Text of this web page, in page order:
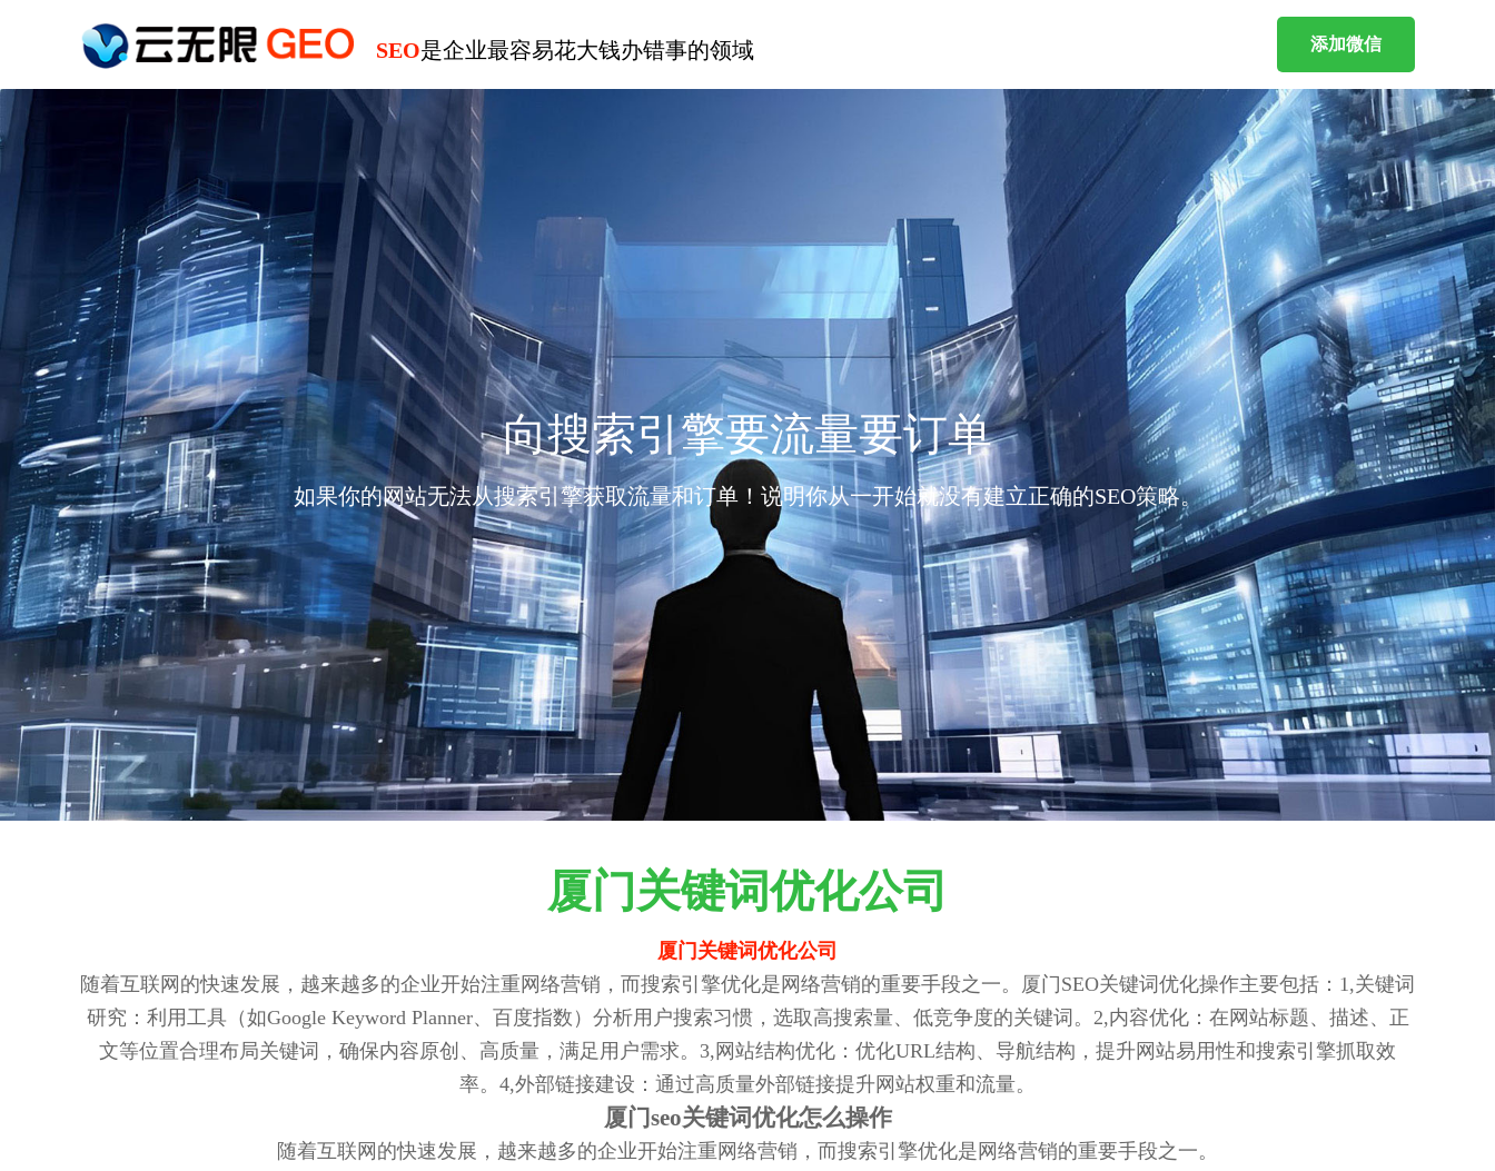
SEO是企业最容易花大钱办错事的领域 添加微信
向搜索引擎要流量要订单
如果你的网站无法从搜索引擎获取流量和订单！说明你从一开始就没有建立正确的SEO策略。
厦门关键词优化公司
厦门关键词优化公司
随着互联网的快速发展，越来越多的企业开始注重网络营销，而搜索引擎优化是网络营销的重要手段之一。厦门SEO关键词优化操作主要包括：1,关键词
研究：利用工具（如Google Keyword Planner、百度指数）分析用户搜索习惯，选取高搜索量、低竞争度的关键词。2,内容优化：在网站标题、描述、正
文等位置合理布局关键词，确保内容原创、高质量，满足用户需求。3,网站结构优化：优化URL结构、导航结构，提升网站易用性和搜索引擎抓取效
率。4,外部链接建设：通过高质量外部链接提升网站权重和流量。
厦门seo关键词优化怎么操作
随着互联网的快速发展，越来越多的企业开始注重网络营销，而搜索引擎优化是网络营销的重要手段之一。